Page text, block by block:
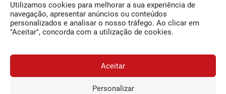
Utilizamos cookies para melhorar a sua experiência de
navegação, apresentar anúncios ou conteúdos
personalizados e analisar o nosso tráfego. Ao clicar em
"Aceitar", concorda com a utilização de cookies.
Aceitar
Personalizar
Siga-nos
Facebook
O Jornal da Bairrada
Contactos
Termos e Condições